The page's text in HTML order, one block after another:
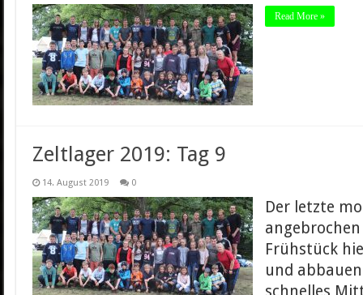
Read More »
Zeltlager 2019: Tag 9
14. August 2019 0
Der letzte
Frühstück
und